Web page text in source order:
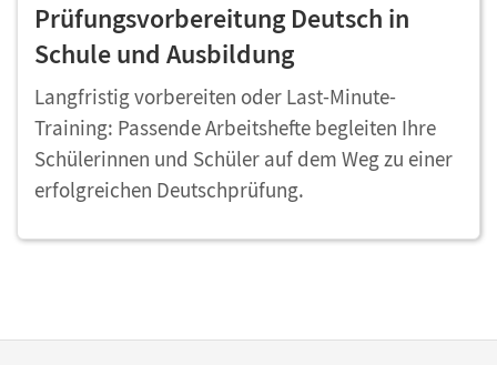
Prüfungsvorbereitung Deutsch in
Schule und Ausbildung
Langfristig vorbereiten oder Last-Minute-
Training: Passende Arbeitshefte begleiten Ihre
Schülerinnen und Schüler auf dem Weg zu einer
erfolgreichen Deutschprüfung.